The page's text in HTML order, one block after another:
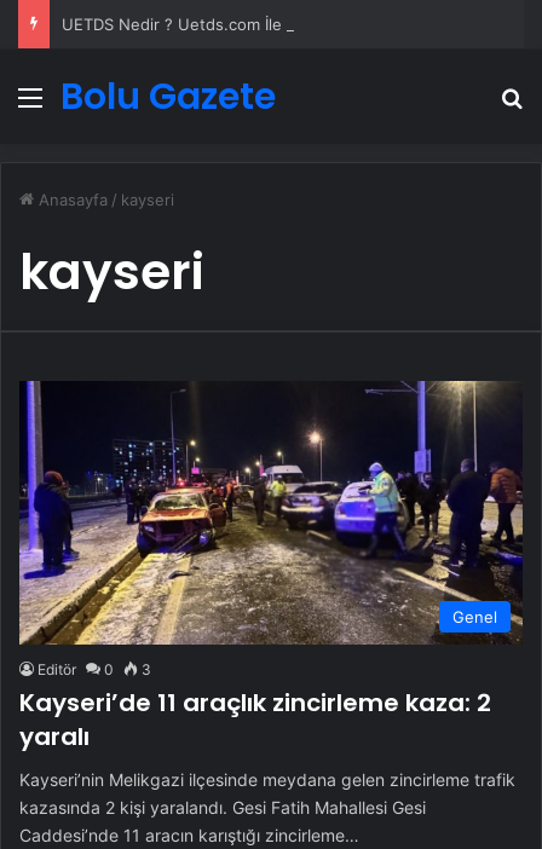
Menü
Bolu Gazete
Anasayfa / kayseri
kayseri
Genel
Editör 0 3
Kayseri’de 11 araçlık zincirleme kaza: 2
yaralı
Kayseri’nin Melikgazi ilçesinde meydana gelen zincirleme trafik
kazasında 2 kişi yaralandı. Gesi Fatih Mahallesi Gesi
Caddesi’nde 11 aracın karıştığı zincirleme…